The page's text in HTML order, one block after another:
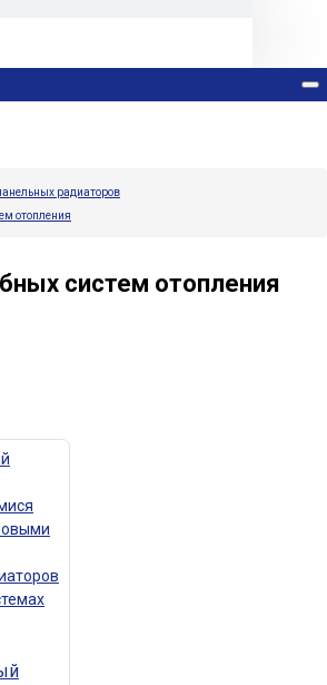
радиаторов
отопления
систем отопления